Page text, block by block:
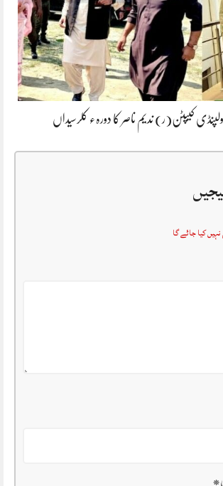
کیپٹن(ر) ندیم ناصر کا دورہء کلرسیداں
کیا جائے گا
*